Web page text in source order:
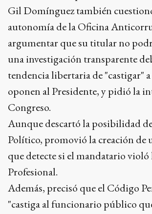
Gil Domínguez también
autonomía de la Oficina
argumentar que su titular no
una investigación transparente
tendencia libertaria de "castigar"
oponen al Presidente, y pidió la
Congreso.
Aunque descartó la posibilidad
Político, promovió la creación de
que detecte si el mandatario violó
Profesional.
Además, precisó que el Código
"castiga al funcionario público